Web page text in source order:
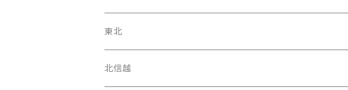
東北
宮城県
北信越